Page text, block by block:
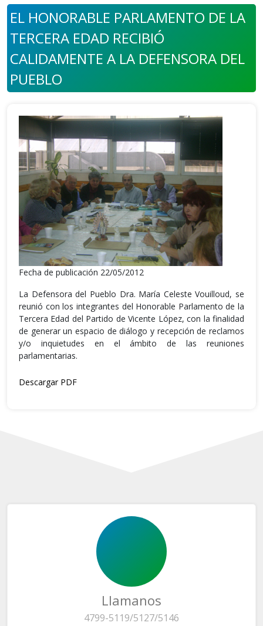
EL HONORABLE PARLAMENTO DE LA
TERCERA EDAD RECIBIÓ
CALIDAMENTE A LA DEFENSORA DEL
PUEBLO
Fecha de publicación 22/05/2012
La Defensora del Pueblo Dra. María Celeste Vouilloud, se
reunió con los integrantes del Honorable Parlamento de la
Tercera Edad del Partido de Vicente López, con la finalidad
de generar un espacio de diálogo y recepción de reclamos
y/o inquietudes en el ámbito de las reuniones
parlamentarias.
Descargar PDF
Llamanos
4799-5119/5127/5146